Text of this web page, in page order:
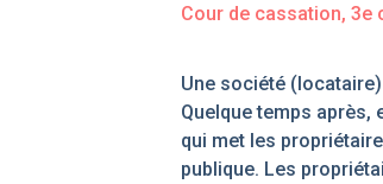
Cour de cassation, 3e
Une société
Quelque temps après,
qui met les
publique. Les